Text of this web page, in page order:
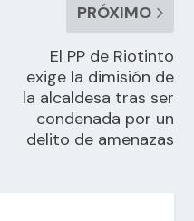
PRÓXIMO
El PP de Riotinto
exige la dimisión de
la alcaldesa tras ser
condenada por un
delito de amenazas